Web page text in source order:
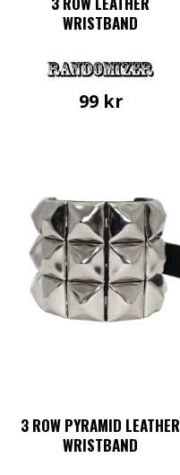
WRISTBAND
99 kr
3 ROW PYRAMID LEATHER
WRISTBAND